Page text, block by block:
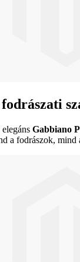
elegánsGabbiano
a fodrászok, mind